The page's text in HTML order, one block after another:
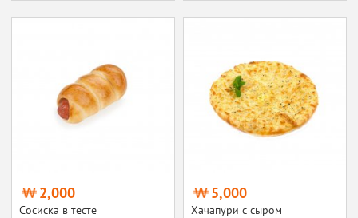
2,000
Сосиска в тесте
5,000
Хачапури с сыром